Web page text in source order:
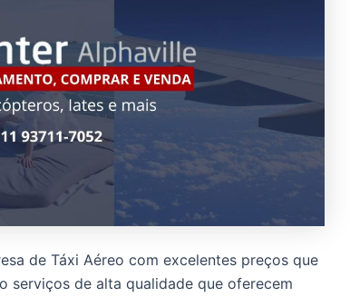
de Táxi Aéreo com excelentes preços que
serviços de alta qualidade que oferecem